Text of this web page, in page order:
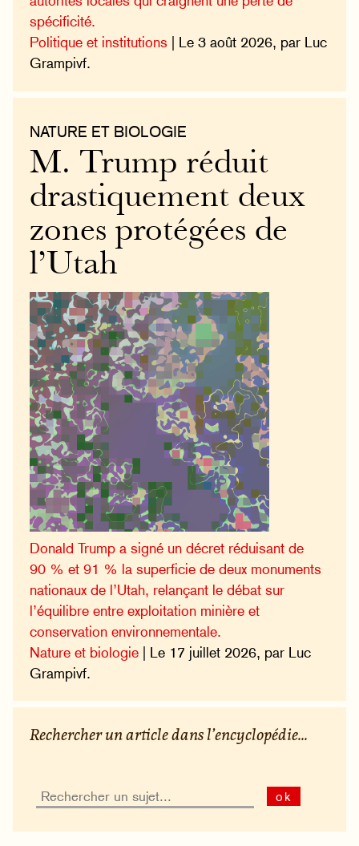
spécificité.
Politique et institutions | Le 3 août 2026, par Luc
Grampivf.
NATURE ET BIOLOGIE
M. Trump réduit
drastiquement deux
zones protégées de
l’Utah
Donald Trump a signé un décret réduisant de
90 % et 91 % la superficie de deux monuments
nationaux de l’Utah, relançant le débat sur
l’équilibre entre exploitation minière et
conservation environnementale.
Nature et biologie | Le 17 juillet 2026, par Luc
Grampivf.
Rechercher un article dans l’encyclopédie...
ok